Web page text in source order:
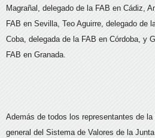
Magrañal, delegado de la FAB en Cádiz,
FAB en Sevilla, Teo Aguirre, delegado de
Coba, delegada de la FAB en Córdoba, y
FAB en Granada.
Además de todos los representantes de
general del Sistema de Valores de la